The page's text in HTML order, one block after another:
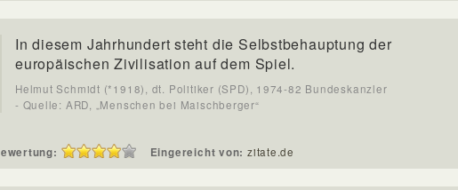
In diesem Jahrhundert steht die Selbstbehauptung der
europäischen Zivilisation auf dem Spiel.
Helmut Schmidt (*1918), dt. Politiker (SPD), 1974-82 Bundeskanzler
- Quelle: ARD, „Menschen bei Maischberger“
Eingereicht von: zitate.de